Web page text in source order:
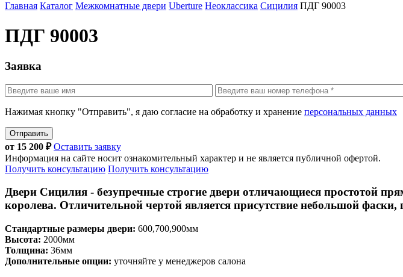
Главная Каталог Межкомнатные двери Uberture Неоклассика Сицилия ПДГ 90003
ПДГ 90003
Заявка
Нажимая кнопку "Отправить", я даю согласие на обработку и хранение персональных данных
Отправить
от 15 200 ₽Оставить заявку
Информация на сайте носит ознакомительный характер и не является публичной офертой.
Получить консультацию Получить консультацию
Двери Сицилия - безупречные строгие двери отличающиеся простотой
королева. Отличительной чертой является присутствие небольшой
Стандартные размеры двери: 600,700,900мм
Высота: 2000мм
Толщина: 36мм
Дополнительные опции: уточняйте у менеджеров салона